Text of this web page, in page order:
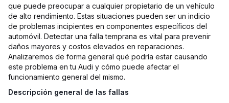
que puede preocupar a cualquier propietario de un vehículo
de alto rendimiento. Estas situaciones pueden ser un indicio
de problemas incipientes en componentes específicos del
automóvil. Detectar una falla temprana es vital para prevenir
daños mayores y costos elevados en reparaciones.
Analizaremos de forma general qué podría estar causando
este problema en tu Audi y cómo puede afectar el
funcionamiento general del mismo.
Descripción general de las fallas